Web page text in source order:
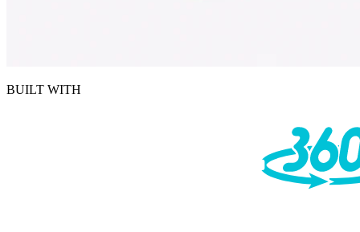
BUILT WITH